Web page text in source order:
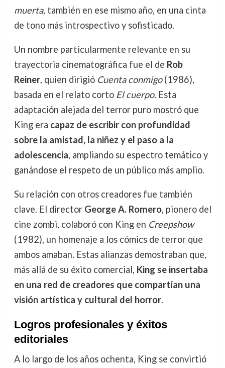
muerta, también en ese mismo año, en una cinta
de tono más introspectivo y sofisticado.
Un nombre particularmente relevante en su
trayectoria cinematográfica fue el de Rob
Reiner, quien dirigió Cuenta conmigo(1986),
basada en el relato corto El cuerpo. Esta
adaptación alejada del terror puro mostró que
King era capaz de escribir con profundidad
sobre la amistad, la niñez y el paso a la
adolescencia, ampliando su espectro temático y
ganándose el respeto de un público más amplio.
Su relación con otros creadores fue también
clave. El director George A. Romero, pionero del
cine zombi, colaboró con King en Creepshow
(1982), un homenaje a los cómics de terror que
ambos amaban. Estas alianzas demostraban que,
más allá de su éxito comercial, King se insertaba
en una red de creadores que compartían una
visión artística y cultural del horror.
Logros profesionales y éxitos
editoriales
A lo largo de los años ochenta, King se convirtió